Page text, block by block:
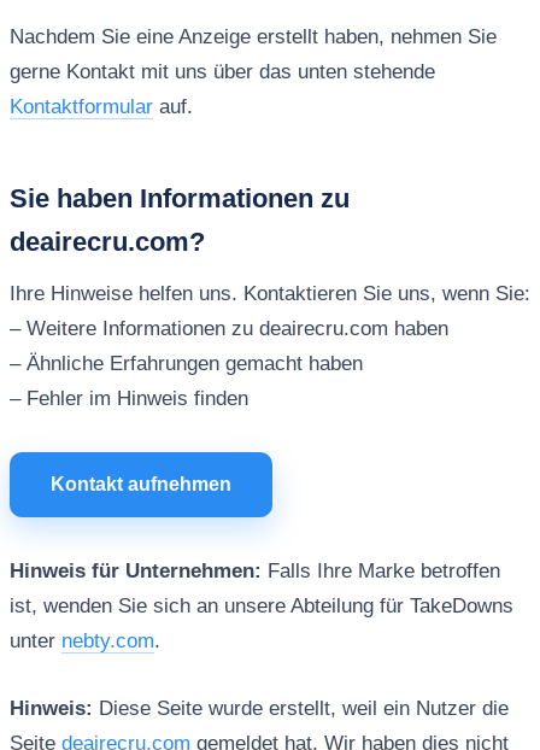
Nachdem Sie eine Anzeige erstellt haben, nehmen Sie
gerne Kontakt mit uns über das unten stehende
Kontaktformularauf.
Sie haben Informationen zu
deairecru.com?
Ihre Hinweise helfen uns. Kontaktieren Sie uns, wenn Sie:
– Weitere Informationen zu deairecru.com haben
– Ähnliche Erfahrungen gemacht haben
– Fehler im Hinweis finden
Kontakt aufnehmen
Hinweis für Unternehmen: Falls Ihre Marke betroffen
ist, wenden Sie sich an unsere Abteilung für TakeDowns
unter nebty.com.
Hinweis: Diese Seite wurde erstellt, weil ein Nutzer die
Seite deairecru.com gemeldet hat. Wir haben dies nicht